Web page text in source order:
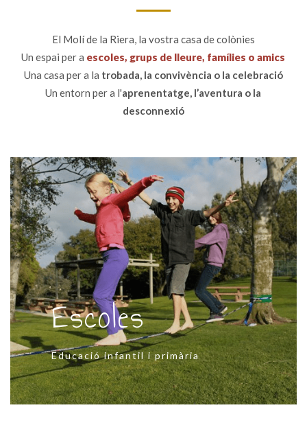
El Molí de la Riera, la vostra casa de colònies
Un espai per a escoles, grups de lleure, famílies o amics
Una casa per a la trobada, la convivència o la celebració
Un entorn per a l'aprenentatge, l’aventura o la
desconnexió
Escoles
Educació infantil i primària